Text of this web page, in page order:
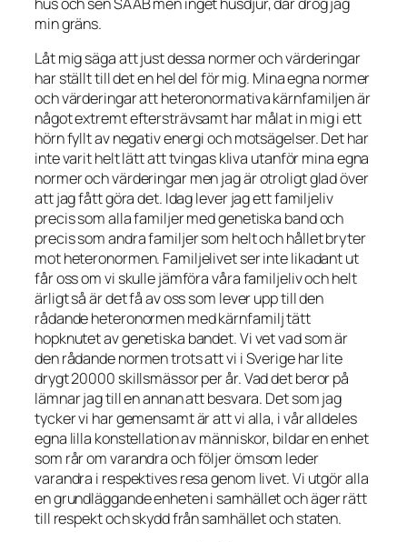
min gräns.
Låt mig säga att just dessa normer och värderingar
har ställt till det en hel del för mig. Mina egna normer
och värderingar att heteronormativa kärnfamiljen är
något extremt eftersträvsamt har målat in mig i ett
hörn fyllt av negativ energi och motsägelser. Det har
inte varit helt lätt att tvingas kliva utanför mina egna
normer och värderingar men jag är otroligt glad över
att jag fått göra det. Idag lever jag ett familjeliv
precis som alla familjer med genetiska band och
precis som andra familjer som helt och hållet bryter
mot heteronormen. Familjelivet ser inte likadant ut
får oss om vi skulle jämföra våra familjeliv och helt
ärligt så är det få av oss som lever upp till den
rådande heteronormen med kärnfamilj tätt
hopknutet av genetiska bandet. Vi vet vad som är
den rådande normen trots att vi i Sverige har lite
drygt 20000 skillsmässor per år. Vad det beror på
lämnar jag till en annan att besvara. Det som jag
tycker vi har gemensamt är att vi alla, i vår alldeles
egna lilla konstellation av människor, bildar en enhet
som rår om varandra och följer ömsom leder
varandra i respektives resa genom livet. Vi utgör alla
en grundläggande enheten i samhället och äger rätt
till respekt och skydd från samhället och staten.